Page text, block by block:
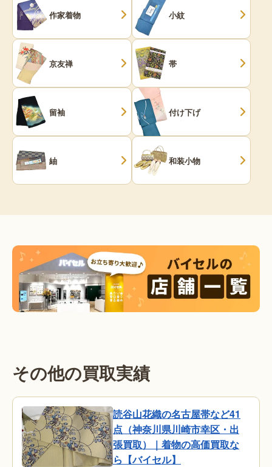
作家着物 小紋
京友禅 帯
留袖 付け下げ
紬 和装小物
その他の買取実績
読谷山花織の名古屋帯など41
点（神奈川県川崎市幸区・出
張買取）｜着物の高価買取な
ら【バイセル】